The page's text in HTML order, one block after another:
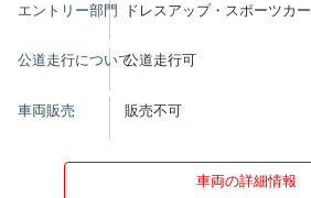
エントリー部門 ドレスアップ・スポーツカー
公道走行について公道走行可
車両販売 販売不可
車両の詳細情報